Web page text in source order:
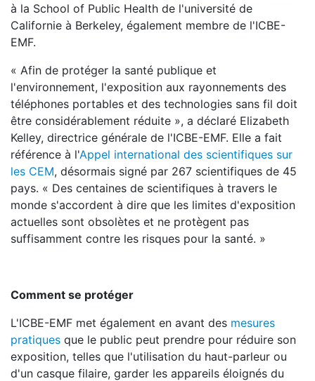
à la School of Public Health de l'université de
Californie à Berkeley, également membre de l'ICBE-
EMF.
« Afin de protéger la santé publique et
l'environnement, l'exposition aux rayonnements des
téléphones portables et des technologies sans fil doit
être considérablement réduite », a déclaré Elizabeth
Kelley, directrice générale de l'ICBE-EMF. Elle a fait
référence à l'Appel international des scientifiques sur
les CEM, désormais signé par 267 scientifiques de 45
pays. « Des centaines de scientifiques à travers le
monde s'accordent à dire que les limites d'exposition
actuelles sont obsolètes et ne protègent pas
suffisamment contre les risques pour la santé. »
Comment se protéger
L'ICBE-EMF met également en avant des mesures
pratiques que le public peut prendre pour réduire son
exposition, telles que l'utilisation du haut-parleur ou
d'un casque filaire, garder les appareils éloignés du